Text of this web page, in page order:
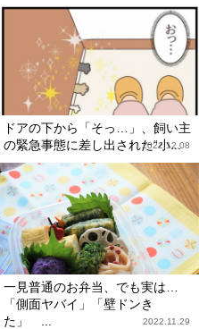
ドアの下から「そっ…」、飼い主
の緊急事態に差し出された“小...
2022.12.08
一見普通のお弁当、でも実は…
「側面ヤバイ」「壁ドンき
た」 ...
2022.11.29